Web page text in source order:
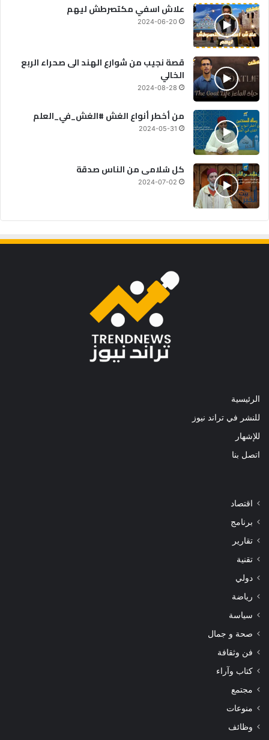
علاش اسفي مكتصرطش ليهم
2024-06-20
قصة نجيب من شوارع الهند الى صحراء الربع
الخالي
2024-08-28
من أخطر أنواع الغش #الغش_في_العلم
2024-05-31
كل سُلامى من الناس صدقة
2024-07-02
الرئيسية
للنشر في تراند نيوز
للإشهار
اتصل بنا
اقتصاد
برنامج
تقارير
تقنية
دولي
رياضة
سياسة
صحة و جمال
فن وثقافة
كتاب وآراء
مجتمع
منوعات
وظائف